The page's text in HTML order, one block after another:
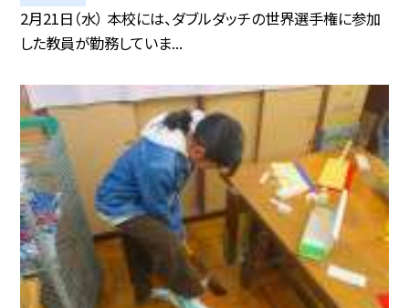
2月21日（水） 本校には、ダブルダッチの世界選手権に参加
した教員が勤務していま...